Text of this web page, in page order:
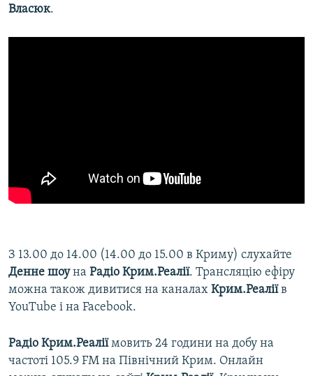
Власюк.
З 13.00 до 14.00 (14.00 до 15.00 в Криму) слухайте
Денне шоуна Радіо Крим.Реалії. Трансляцію ефіру
можна також дивитися на каналах Крим.Реаліїв
YouTube і на Facebook.
Радіо Крим.Реаліїмовить 24 години на добу на
частоті 105.9 FM на Північний Крим. Онлайн